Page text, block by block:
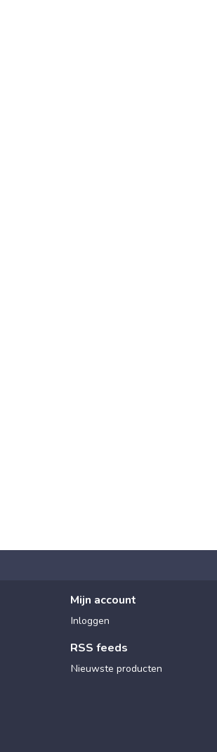
Mijn account
Inloggen
RSS feeds
Nieuwste producten